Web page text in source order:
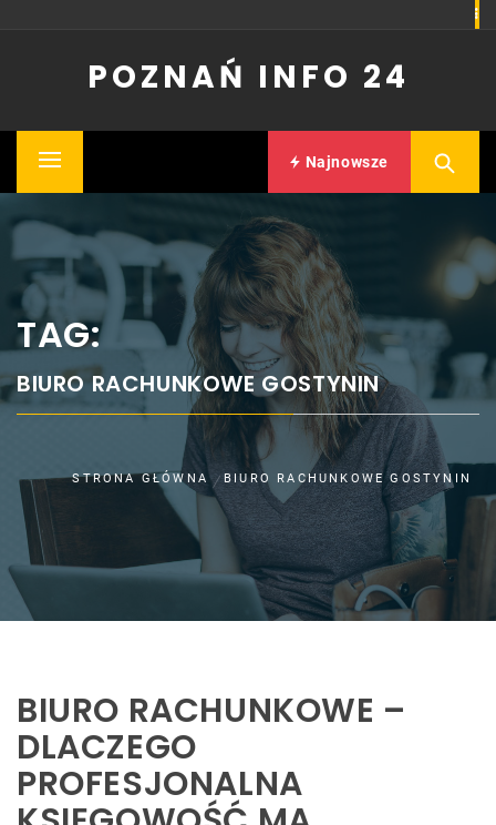
POZNAŃ INFO 24
Primary
Najnowsze
TAG:
BIURO RACHUNKOWE GOSTYNIN
STRONA GŁÓWNA BIURO RACHUNKOWE GOSTYNIN
BIURO RACHUNKOWE –
DLACZEGO
PROFESJONALNA